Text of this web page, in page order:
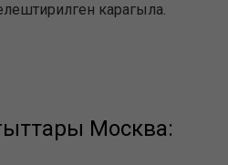
карагыла.
Москва: